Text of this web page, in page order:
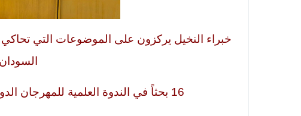
خبراء النخيل يركزون على الموضوعات التي تحاكي
السودان
16 بحثاً في الندوة العلمية للمهرجان الدولي الأول للتمور السودانية 2017